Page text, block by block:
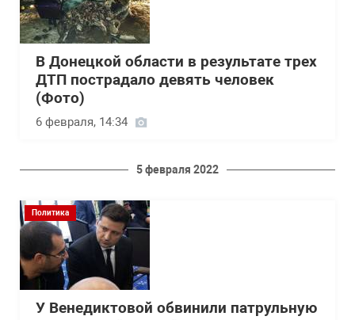
В Донецкой области в результате трех
ДТП пострадало девять человек
(Фото)
6 февраля, 14:34
5 февраля 2022
Политика
У Венедиктовой обвинили патрульную